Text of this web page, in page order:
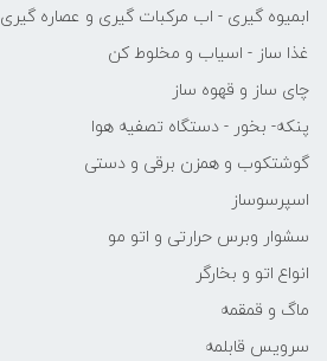
ابمیوه گیری - اب مرکبات گیری و عصاره گیری
غذا ساز - اسیاب و مخلوط کن
چای ساز و قهوه ساز
پنکه- بخور - دستگاه تصفیه هوا
گوشتکوب و همزن برقی و دستی
اسپرسوساز
سشوار وبرس حرارتی و اتو مو
انواع اتو و بخارگر
ماگ و قمقمه
سرویس قابلمه